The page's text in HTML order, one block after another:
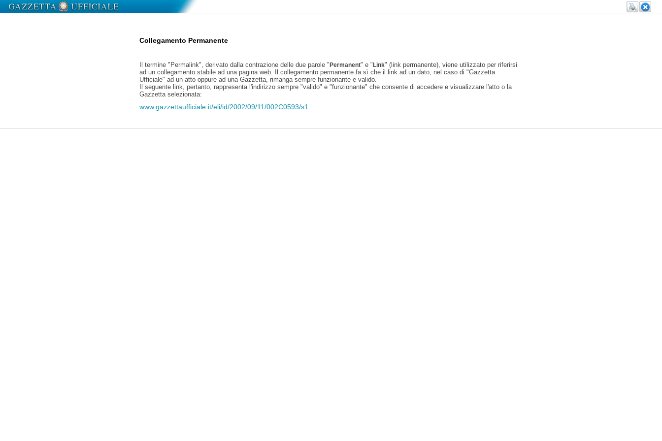
Collegamento Permanente
Il termine "Permalink", derivato dalla contrazione delle due parole "Permanent" e "Link" (link permanente), viene utilizzato per riferirsi
ad un collegamento stabile ad una pagina web. Il collegamento permanente fa sì che il link ad un dato, nel caso di "Gazzetta
Ufficiale" ad un atto oppure ad una Gazzetta, rimanga sempre funzionante e valido.
Il seguente link, pertanto, rappresenta l'indirizzo sempre "valido" e "funzionante" che consente di accedere e visualizzare l'atto o la
Gazzetta selezionata:
www.gazzettaufficiale.it/eli/id/2002/09/11/002C0593/s1